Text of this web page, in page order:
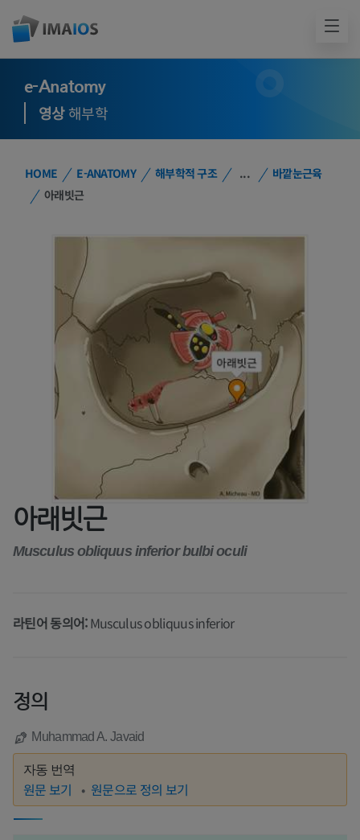
e-Anatomy
영상해부학
HOME E-ANATOMY 해부학적 구조 ...
바깥눈근육
아래빗근
아래빗근
Musculus obliquus inferior bulbi oculi
라틴어 동의어:Musculus obliquus inferior
정의
Muhammad A. Javaid
자동 번역
원문 보기 원문으로 정의 보기